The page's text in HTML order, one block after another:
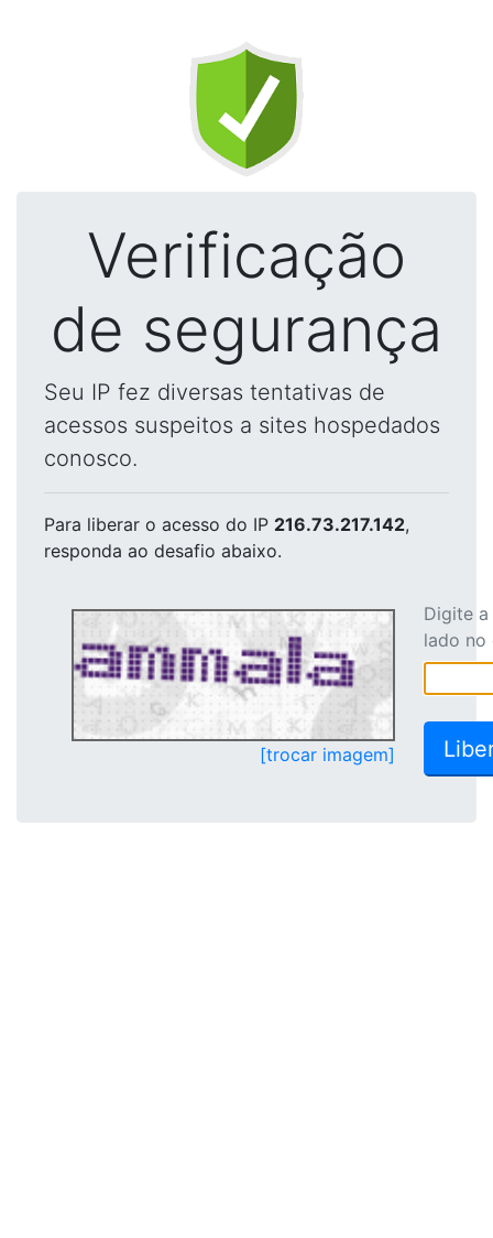
Verificação
de segurança
Seu IP fez diversas tentativas de
acessos suspeitos a sites hospedados
conosco.
Para liberar o acesso do IP 216.73.217.142,
responda ao desafio abaixo.
[trocar imagem]
Digite
lado no